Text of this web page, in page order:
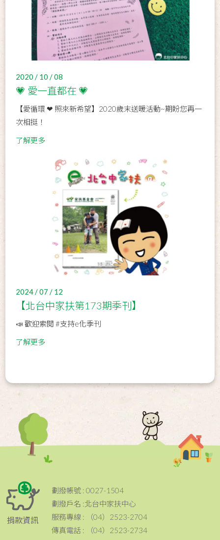
2020 / 10 / 08
💗 愛一直都在 💗
【愛循環 ❤ 照來新希望】2020歲末送暖活動~期盼您再一
次相挺！
了解更多
2024 / 07 / 12
【北台中家扶第173期季刊】
📣 歡迎索閱 #支持e化季刊
了解更多
捐款資訊
劃撥帳號 : 0027-1504
劃撥戶名 :北台中家扶中心
服務專線 : （04）2523-2704
傳真電話 : （04）2523-2734